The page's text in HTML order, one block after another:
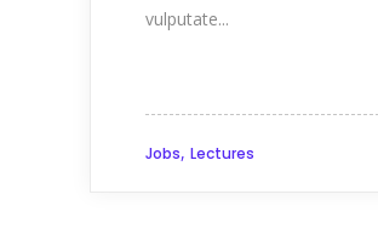
vulputate...
Jobs, Lectures